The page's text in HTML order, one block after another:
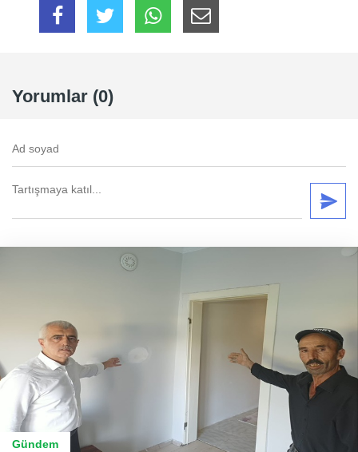
Yorumlar (0)
Gündem